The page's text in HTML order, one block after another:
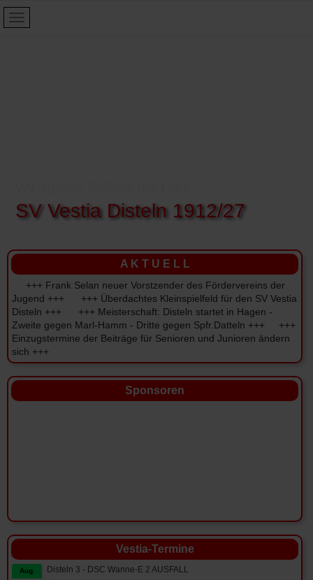
SV Vestia Disteln 1912/27
A K T U E L L
+++ Frank Selan neuer Vorstzender des Fördervereins der
Jugend +++ +++ Überdachtes Kleinspielfeld für den SV Vestia
Disteln +++ +++ Meisterschaft: Disteln startet in Hagen -
Zweite gegen Marl-Hamm - Dritte gegen Spfr.Datteln +++ +++
Einzugstermine der Beiträge für Senioren und Junioren ändern
sich +++
Sponsoren
Vestia-Termine
Aug. Disteln 3 - DSC Wanne-E 2 AUSFALL